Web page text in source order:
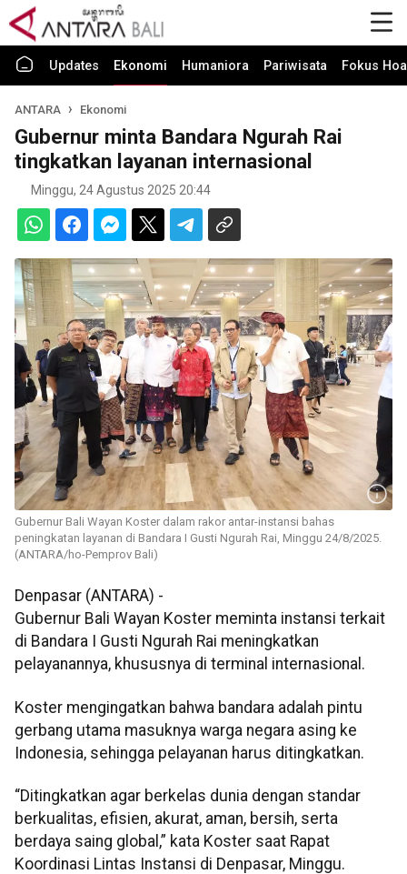
Updates Ekonomi Humaniora Pariwisata Fokus
ANTARA Ekonomi
Gubernur minta Bandara Ngurah Rai
tingkatkan layanan internasional
Minggu, 24 Agustus 2025 20:44
Gubernur Bali Wayan Koster dalam rakor antar-instansi bahas
peningkatan layanan di Bandara I Gusti Ngurah Rai, Minggu 24/8/2025.
(ANTARA/ho-Pemprov Bali)
Denpasar (ANTARA) -
Gubernur Bali Wayan Koster meminta instansi terkait
di Bandara I Gusti Ngurah Rai meningkatkan
pelayanannya, khususnya di terminal internasional.
Koster mengingatkan bahwa bandara adalah pintu
gerbang utama masuknya warga negara asing ke
Indonesia, sehingga pelayanan harus ditingkatkan.
“Ditingkatkan agar berkelas dunia dengan standar
berkualitas, efisien, akurat, aman, bersih, serta
berdaya saing global,” kata Koster saat Rapat
Koordinasi Lintas Instansi di Denpasar, Minggu.